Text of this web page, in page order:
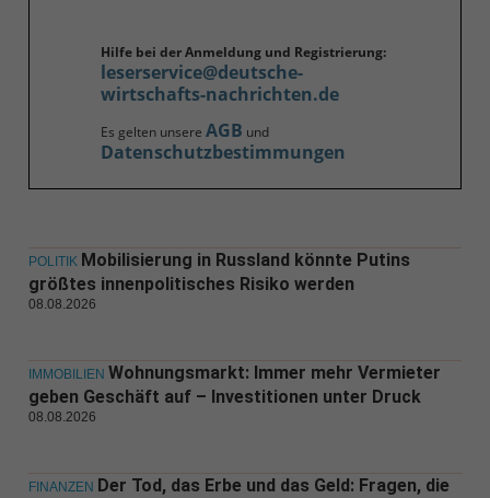
Hilfe bei der Anmeldung und Registrierung:
leserservice@deutsche-
wirtschafts-nachrichten.de
Es gelten unsere AGB und
Datenschutzbestimmungen
POLITIK Mobilisierung in Russland könnte Putins
größtes innenpolitisches Risiko werden
08.08.2026
IMMOBILIEN Wohnungsmarkt: Immer mehr Vermieter
geben Geschäft auf – Investitionen unter Druck
08.08.2026
FINANZEN Der Tod, das Erbe und das Geld: Fragen, die